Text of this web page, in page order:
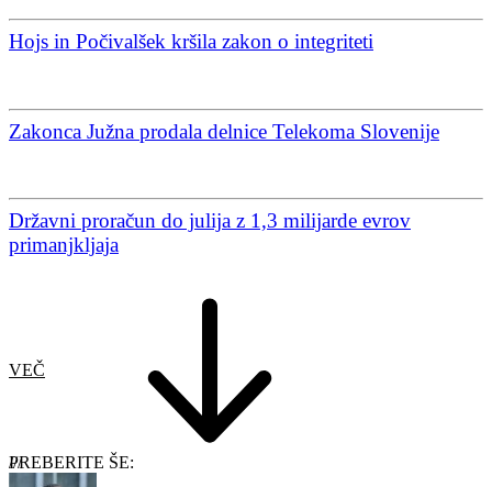
Hojs in Počivalšek kršila zakon o integriteti
Zakonca Južna prodala delnice Telekoma Slovenije
Državni proračun do julija z 1,3 milijarde evrov
primanjkljaja
VEČ
PREBERITE ŠE: